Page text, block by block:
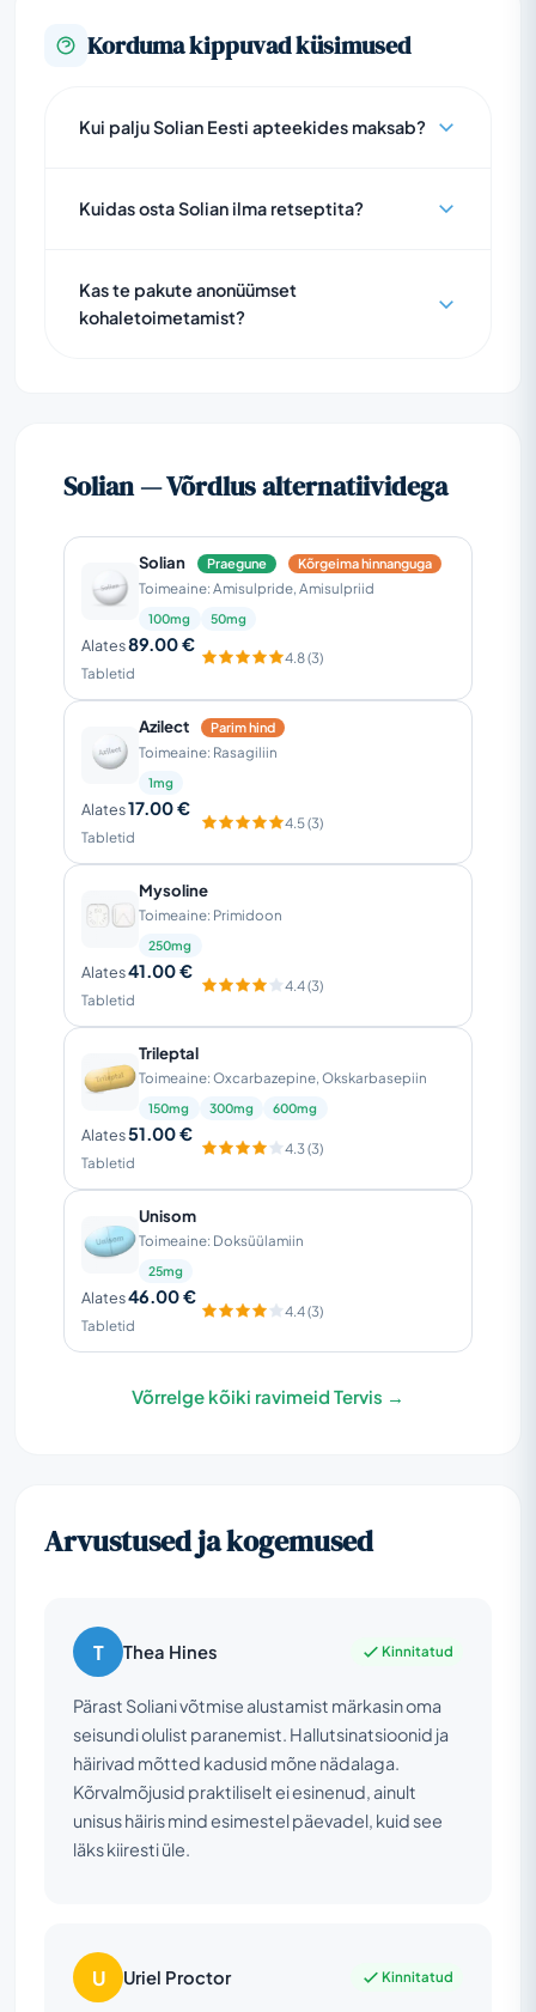
Korduma kippuvad küsimused
Kui palju Solian Eesti apteekides maksab?
Kuidas osta Solian ilma retseptita?
Kas te pakute anonüümset
kohaletoimetamist?
Solian — Võrdlus alternatiividega
Solian Praegune Kõrgeima hinnanguga
Toimeaine: Amisulpride, Amisulpriid
100mg 50mg
Alates89.00 €
Tabletid
4.8 (3)
Azilect Parim hind
Toimeaine: Rasagiliin
1mg
Alates17.00 €
Tabletid
4.5 (3)
Mysoline
Toimeaine: Primidoon
250mg
Alates41.00 €
Tabletid
4.4 (3)
Trileptal
Toimeaine: Oxcarbazepine, Okskarbasepiin
150mg 300mg 600mg
Alates51.00 €
Tabletid
4.3 (3)
Unisom
Toimeaine: Doksüülamiin
25mg
Alates46.00 €
Tabletid
4.4 (3)
Võrrelge kõiki ravimeid Tervis →
Arvustused ja kogemused
T Thea Hines Kinnitatud
Pärast Soliani võtmise alustamist märkasin oma
seisundi olulist paranemist. Hallutsinatsioonid ja
häirivad mõtted kadusid mõne nädalaga.
Kõrvalmõjusid praktiliselt ei esinenud, ainult
unisus häiris mind esimestel päevadel, kuid see
läks kiiresti üle.
U Uriel Proctor Kinnitatud